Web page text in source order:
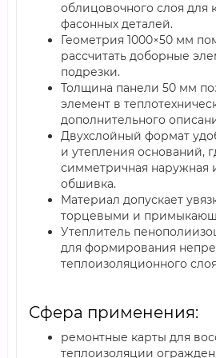
облицовочного слоя для
фасонных деталей.
Геометрия 1000×50 мм
рассчитать доборные
подрезки.
Толщина панели 50 мм
элемент в
дополнительного
Двухслойный формат
и утепления оснований,
симметричная наружная
обшивка.
Материал допускает
торцевыми и
Утеплитель
для формирования
теплоизоляционного
Сфера применения:
ремонтные карты для
теплоизоляции